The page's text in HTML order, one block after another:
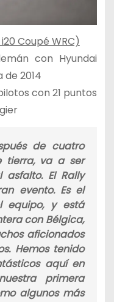
Coupé WRC)
con Hyundai
2014
con 21 puntos
de cuatro
tierra, va a ser
asfalto. El Rally
evento. Es el
equipo, y está
con Bélgica,
aficionados
Hemos tenido
aquí en
primera
algunos más